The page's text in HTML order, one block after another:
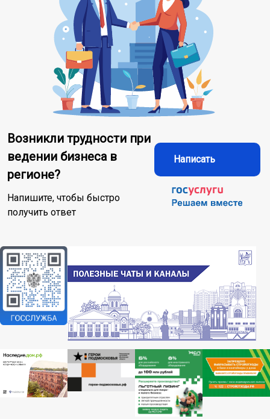
Возникли трудности при
ведении бизнеса в
регионе?
Напишите, чтобы быстро
получить ответ
Написать